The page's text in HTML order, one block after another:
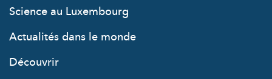
Science au Luxembourg
Actualités dans le monde
Découvrir